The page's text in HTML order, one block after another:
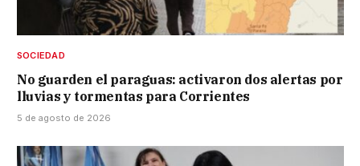
SOCIEDAD
No guarden el paraguas: activaron dos alertas por
lluvias y tormentas para Corrientes
5 de agosto de 2026